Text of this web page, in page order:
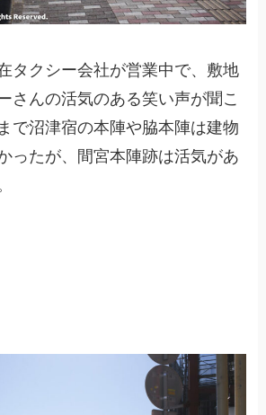
タクシー会社が営業中で、敷地
さんの活気のある笑い声が聞こ
で沼津宿の本陣や脇本陣は建物
ったが、間宮本陣跡は活気があ